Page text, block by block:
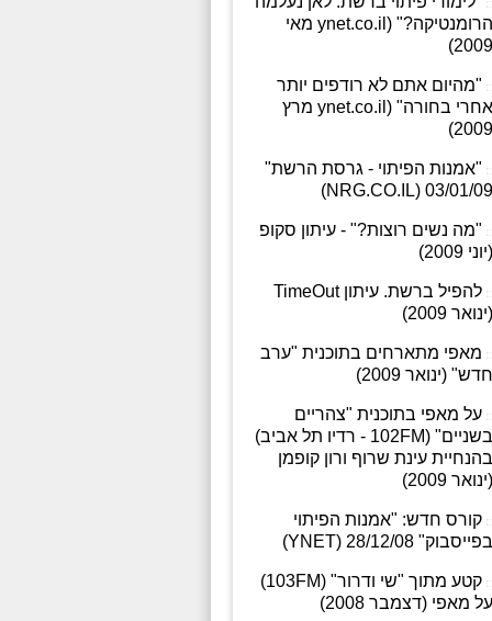
הרומנטיקה?" (ynet.co.il מאי
2009)
"מהיום אתם לא רודפים יותר
אחרי בחורה" (ynet.co.il מרץ
2009)
"אמנות הפיתוי - גרסת הרשת"
03/01/09 (NRG.CO.IL)
"מה נשים רוצות?" - עיתון סקופ
(יוני 2009)
להפיל ברשת. עיתון TimeOut
(ינואר 2009)
מאפי מתארחים בתוכנית "ערב
חדש" (ינואר 2009)
על מאפי בתוכנית "צהריים
בשניים" (102FM - רדיו תל אביב)
בהנחיית עינת שרוף ורון קופמן
(ינואר 2009)
קורס חדש: "אמנות הפיתוי
בפייסבוק" 28/12/08 (YNET)
קטע מתוך "שי ודרור" (103FM)
על מאפי (דצמבר 2008)